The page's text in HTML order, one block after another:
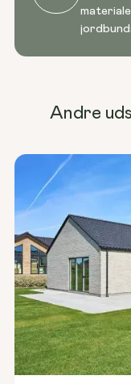
Andre